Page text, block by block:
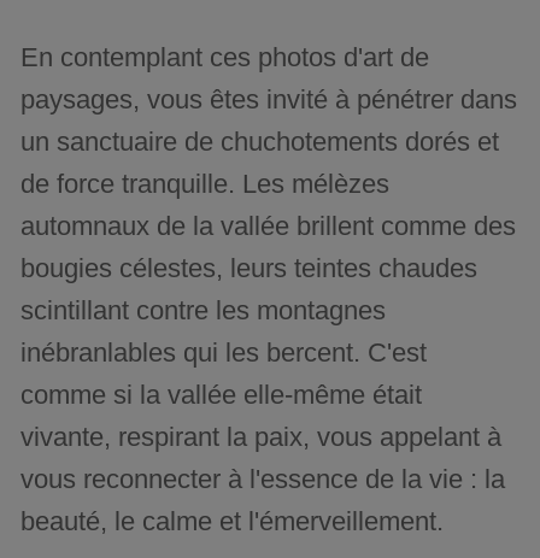
En contemplant ces photos d'art de
paysages, vous êtes invité à pénétrer dans
un sanctuaire de chuchotements dorés et
de force tranquille. Les mélèzes
automnaux de la vallée brillent comme des
bougies célestes, leurs teintes chaudes
scintillant contre les montagnes
inébranlables qui les bercent. C'est
comme si la vallée elle-même était
vivante, respirant la paix, vous appelant à
vous reconnecter à l'essence de la vie : la
beauté, le calme et l'émerveillement.